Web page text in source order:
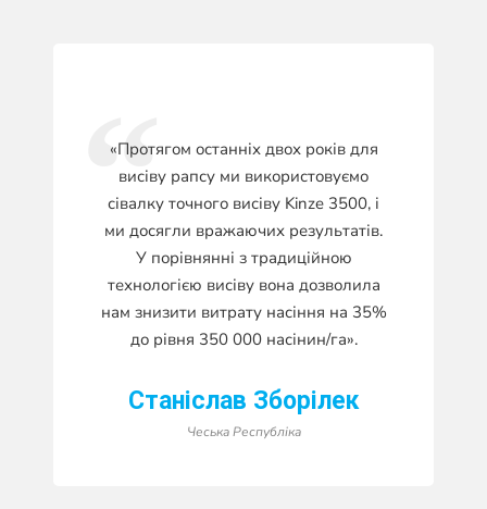
«Протягом останніх двох років для
висіву рапсу ми використовуємо
сівалку точного висіву Kinze 3500, і
ми досягли вражаючих результатів.
У порівнянні з традиційною
технологією висіву вона дозволила
нам знизити витрату насіння на 35%
до рівня 350 000 насінин/га».
Станіслав Зборілек
Чеська Республіка